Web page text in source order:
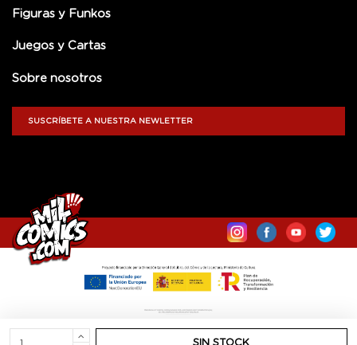
SIN STOCK
Figuras y Funkos
Juegos y Cartas
Sobre nosotros
SUSCRÍBETE A NUESTRA NEWLETTER